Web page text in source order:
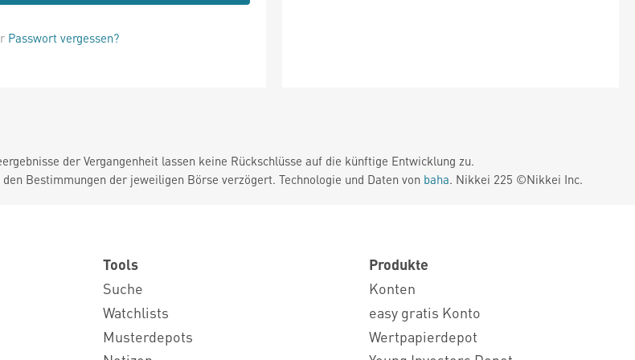
Passwort vergessen?
der Vergangenheit lassen keine Rückschlüsse auf die künftige Entwicklung zu.
Bestimmungen der jeweiligen Börse verzögert. Technologie und Daten von baha. Nikkei 225 ©Nikkei Inc.
Tools
Suche
Watchlists
Musterdepots
Produkte
Konten
easy gratis Konto
Wertpapierdepot